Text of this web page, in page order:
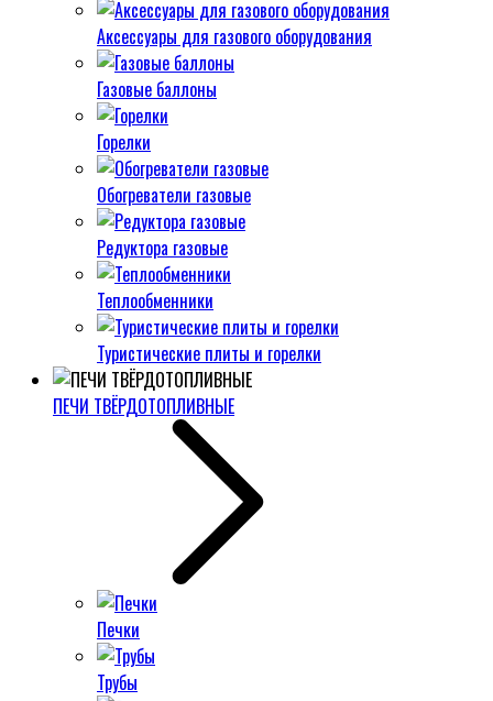
Аксессуары для газового оборудования
Газовые баллоны
Горелки
Обогреватели газовые
Редуктора газовые
Теплообменники
Туристические плиты и горелки
ПЕЧИ ТВЁРДОТОПЛИВНЫЕ
Печки
Трубы